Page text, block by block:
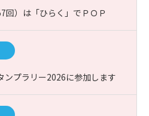
回）は「ひらく」でＰＯＰ
ンプラリー2026に参加します